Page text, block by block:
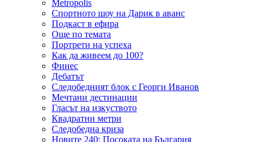
Metropolis
Спортното шоу на Дарик в аванс
Подкаст в ефира
Още по темата
Портрети на успеха
Как да живеем до 100?
Финес
Дебатът
Следобедният блок с Георги Иванов
Мечтани дестинации
Гласът на изкуството
Квадратни метри
Следобедна криза
Новите 240: Посоката на България